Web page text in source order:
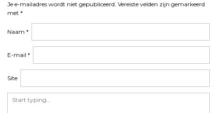
Je e-mailadres wordt niet gepubliceerd. Vereiste velden zijn gemarkeerd
met *
Naam *
E-mail *
Site